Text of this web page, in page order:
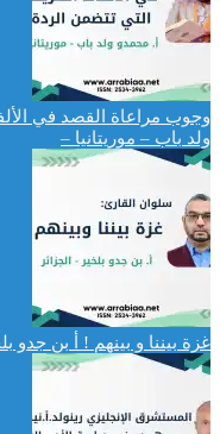
وجوب مراعاة القصد في
ولد باب – موريتانيا –
غزة بيننا و بينهم ! أ بن جدو